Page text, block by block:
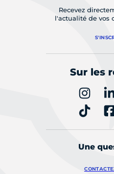
Recevez
l'actualité de vos
Sur les
Une